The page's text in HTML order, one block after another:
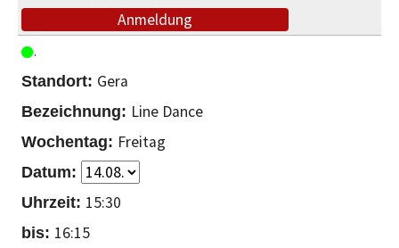
Anmeldung
Gera
Line Dance
Freitag
15:30
16:15